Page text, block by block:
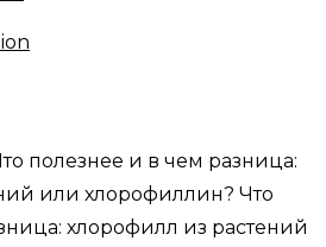
полезнее и в чем разница:
или хлорофиллин? Что
хлорофилл из растений